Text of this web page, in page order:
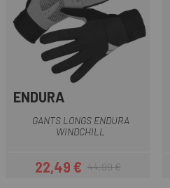
ENDURA
GANTS LONGS ENDURA
WINDCHILL
Prix
22,49 €Prix habituel
44,99 €